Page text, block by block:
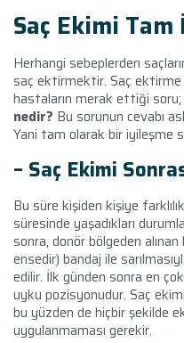
Saç Ekimi
Herhangi sebeplerden
saç ektirmektir. Saç ektirme
hastaların merak ettiği soru;
nedir? Bu sorunun cevabı
Yani tam olarak bir iyileşme
– Saç Ekimi
Bu süre kişiden kişiye
süresinde yaşadıkları
sonra, donör bölgeden
ensedir) bandaj ile
edilir. İlk günden sonra en
uyku pozisyonudur. Saç
bu yüzden de hiçbir şekilde
uygulanmaması gerekir.